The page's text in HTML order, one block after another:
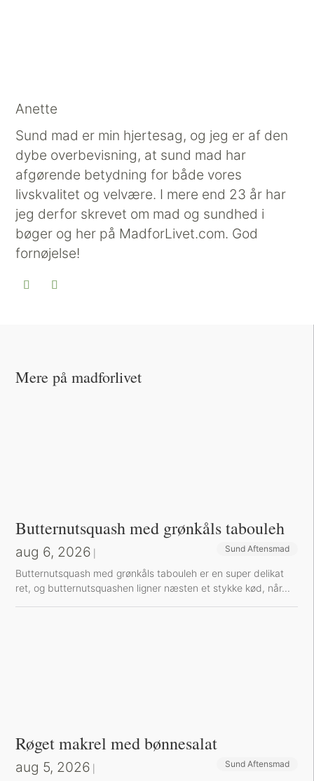
Anette
Sund mad er min hjertesag, og jeg er af den
dybe overbevisning, at sund mad har
afgørende betydning for både vores
livskvalitet og velvære. I mere end 23 år har
jeg derfor skrevet om mad og sundhed i
bøger og her på MadforLivet.com. God
fornøjelse!
Mere på madforlivet
Butternutsquash med grønkåls tabouleh
aug 6, 2026 Sund Aftensmad
Butternutsquash med grønkåls tabouleh er en super delikat
ret, og butternutsquashen ligner næsten et stykke kød, når...
Røget makrel med bønnesalat
aug 5, 2026 Sund Aftensmad